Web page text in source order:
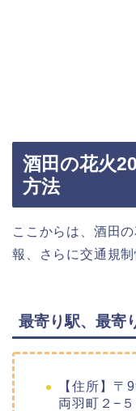
酒田の花火
方法
ここからは、酒田
報、さらに交通規
最寄り駅、最寄
【住所】〒
両羽町２−５